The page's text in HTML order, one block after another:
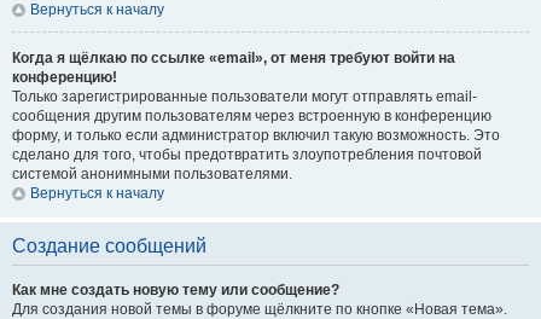
Вернуться к началу
Когда я щёлкаю по ссылке «email», от меня требуют войти на
конференцию!
Только зарегистрированные пользователи могут отправлять email-
сообщения другим пользователям через встроенную в конференцию
форму, и только если администратор включил такую возможность. Это
сделано для того, чтобы предотвратить злоупотребления почтовой
системой анонимными пользователями.
Вернуться к началу
Создание сообщений
Как мне создать новую тему или сообщение?
Для создания новой темы в форуме щёлкните по кнопке «Новая тема».